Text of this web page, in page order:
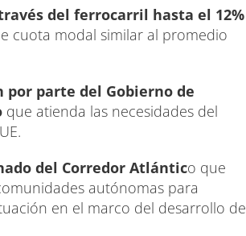
del ferrocarril hasta el 12%
cuota modal similar al promedio
parte del Gobierno de
que atienda las necesidades del
del Corredor Atlántico que
autónomas para
en el marco del desarrollo de